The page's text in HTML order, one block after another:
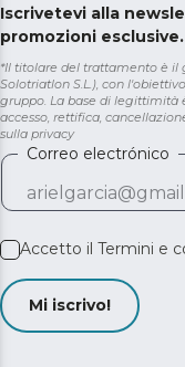
Iscrivetevi alla
promozioni esclusive.
*Il titolare del trattamento è il
Solotriatlon S.L.), con
gruppo. La base di legittimità
accesso, rettifica,
sulla privacy
Correo electrónico
Accetto il Termini e
Mi iscrivo!